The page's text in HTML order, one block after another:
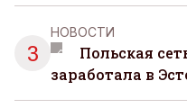
3
НОВОСТИ
Польская
заработала в